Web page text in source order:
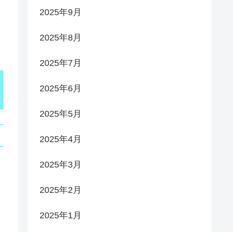
2025年9月
2025年8月
2025年7月
2025年6月
2025年5月
2025年4月
2025年3月
2025年2月
2025年1月